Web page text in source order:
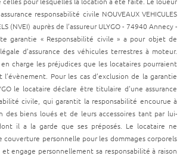
responsabilité civile NOUVEAUX VEHICULES
(NVEI) auprès de l’assureur ULYGO - 74940 Annecy -
garantie « Responsabilité civile » a pour objet de
d’assurance des véhicules terrestres à moteur.
charge les préjudices que les locataires pourraient
Pour les cas d’exclusion de la garantie
le locataire déclare être titulaire d'une assurance
civile, qui garantit la responsabilité encourue à
des biens loués et de leurs accessoires tant par lui-
il a la garde que ses préposés. Le locataire ne
couverture personnelle pour les dommages corporels
engage personnellement sa responsabilité à raison